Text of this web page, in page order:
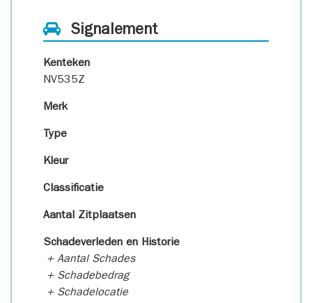
Signalement
Kenteken
NV535Z
Merk
Type
Kleur
Classificatie
Aantal Zitplaatsen
Schadeverleden en Historie
+ Aantal Schades
+ Schadebedrag
+ Schadelocatie